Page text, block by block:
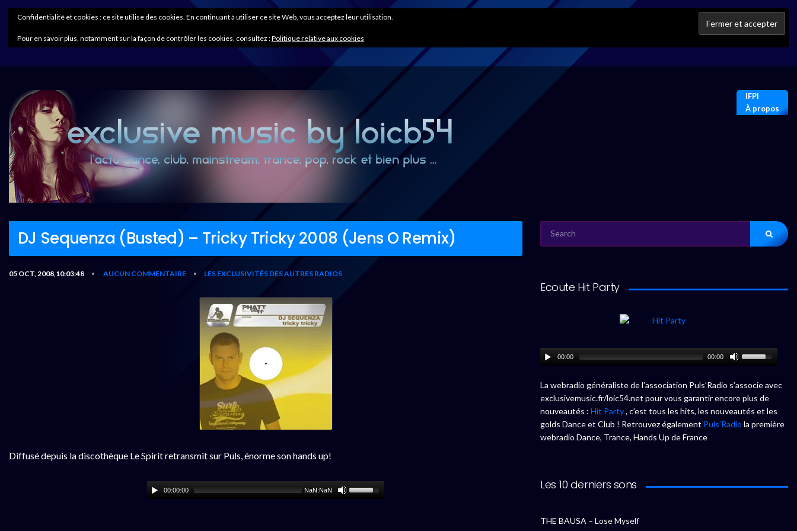
IFPI
À propos
DJ Sequenza (Busted) – Tricky Tricky 2008 (Jens O Remix)
05 OCT, 2008,10:03:48 • AUCUN COMMENTAIRE • LES EXCLUSIVITÉS DES AUTRES RADIOS
Diffusé depuis la discothèque Le Spirit retransmit sur Puls, énorme son hands up!
00:00:00 NaN:NaN
FOR:
Ecoute Hit Party
00:00 00:00
La webradio généraliste de l’association Puls’Radio s’associe avec
exclusivemusic.fr/loic54.net pour vous garantir encore plus de
nouveautés : Hit Party, c’est tous les hits, les nouveautés et les
golds Dance et Club ! Retrouvez également Puls’Radio la première
webradio Dance, Trance, Hands Up de France
Les 10 derniers sons
THE BAUSA – Lose Myself
Confidentialité et cookies : ce site utilise des cookies. En continuant à utiliser ce site Web, vous acceptez leur utilisation.
Pour en savoir plus, notamment sur la façon de contrôler les cookies, consultez :Politique relative aux cookies